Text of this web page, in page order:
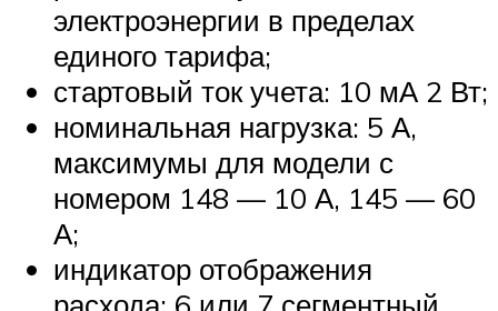
электроэнергии в пределах
единого тарифа;
стартовый ток учета: 10 мА 2 Вт;
номинальная нагрузка: 5 А,
максимумы для модели с
номером 148 — 10 А, 145 — 60
А;
индикатор отображения